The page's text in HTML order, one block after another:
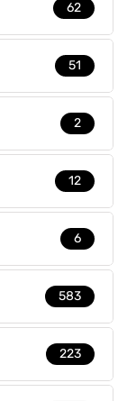
62
51
2
12
6
583
223